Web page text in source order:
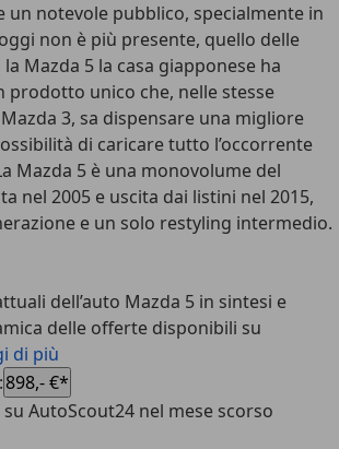
un notevole pubblico, specialmente in
non è più presente, quello delle
la Mazda 5 la casa giapponese ha
prodotto unico che, nelle stesse
3, sa dispensare una migliore
di caricare tutto l’occorrente
Mazda 5 è una monovolume del
nel 2005 e uscita dai listini nel 2015,
e un solo restyling intermedio.
dell’auto Mazda 5 in sintesi e
delle offerte disponibili su
di più
:898,- €*
AutoScout24 nel mese scorso